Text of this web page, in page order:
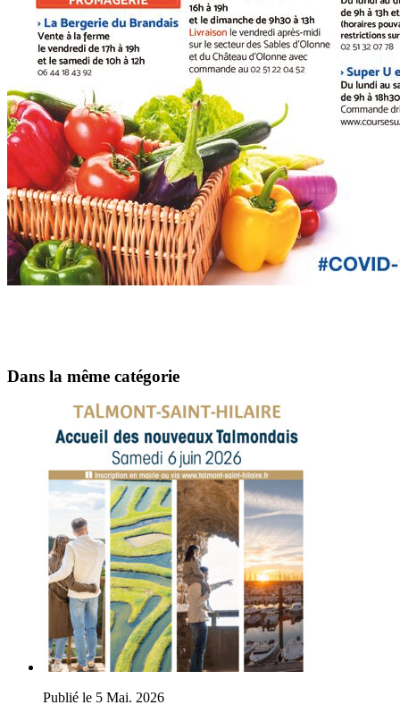
Dans la même catégorie
Publié le 5 Mai. 2026